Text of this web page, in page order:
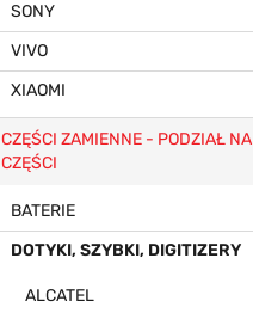
SONY
VIVO
XIAOMI
CZĘŚCI ZAMIENNE - PODZIAŁ NA
CZĘŚCI
BATERIE
DOTYKI, SZYBKI, DIGITIZERY
ALCATEL